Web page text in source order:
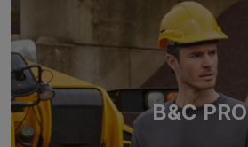
B&C PRO